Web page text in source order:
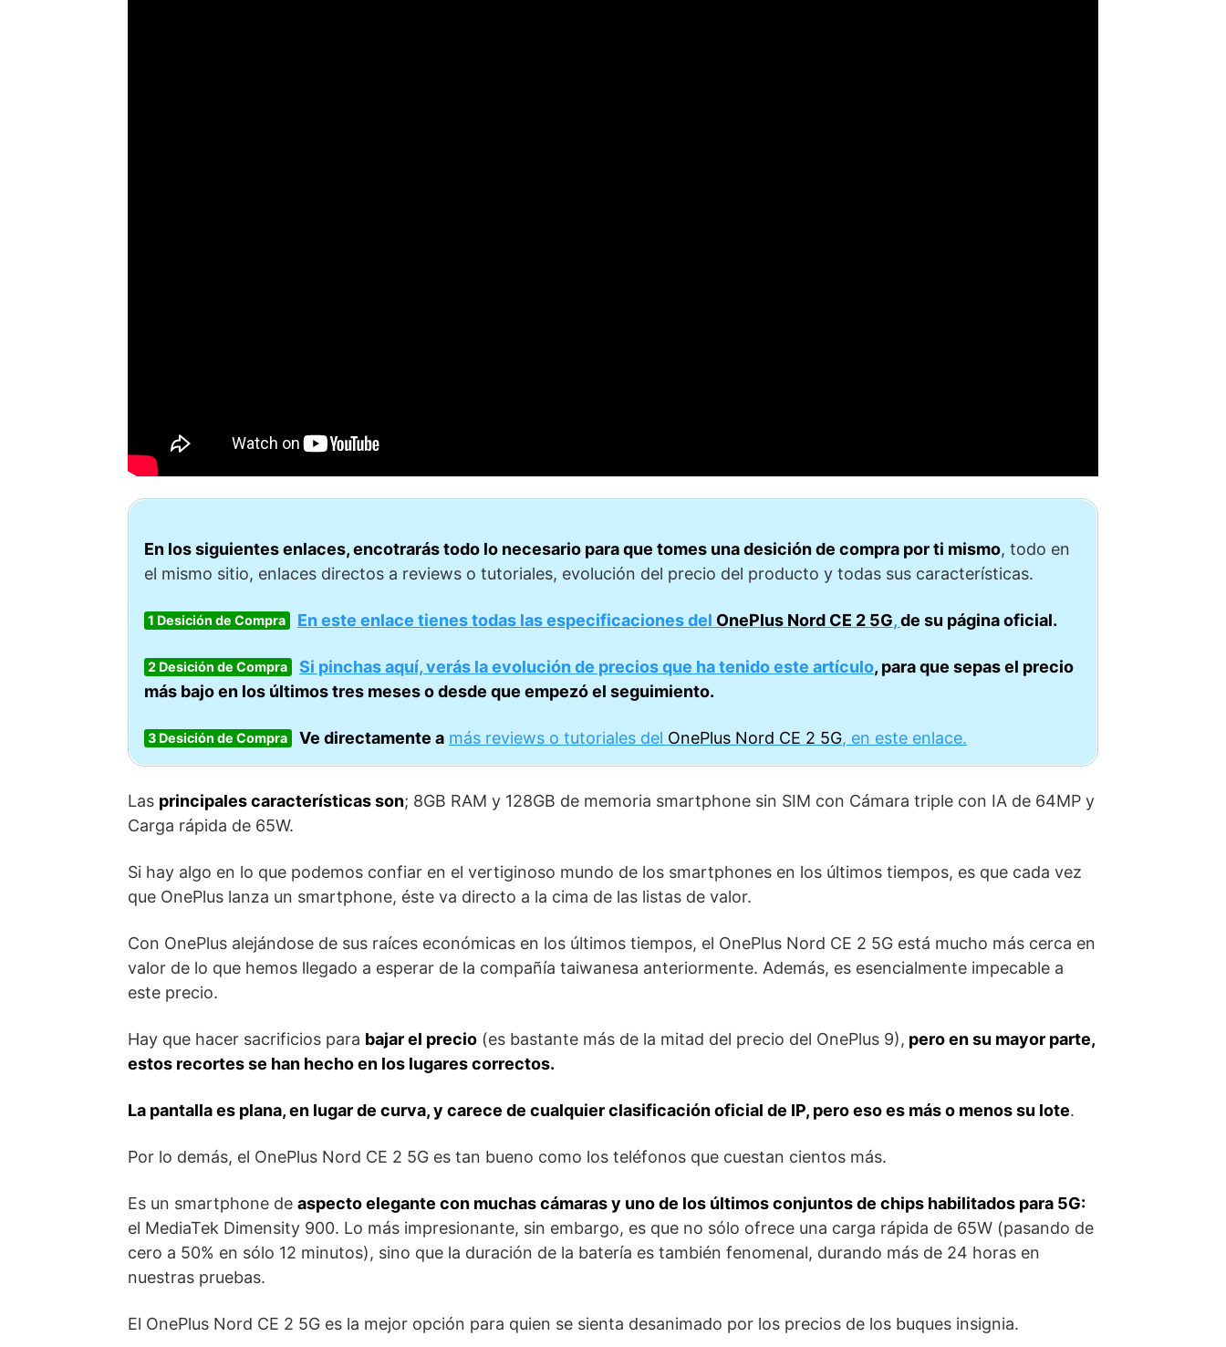
En los siguientes enlaces, encotrarás todo lo necesario para que tomes una desición de compra por ti mismo, todo en
el mismo sitio, enlaces directos a reviews o tutoriales, evolución del precio del producto y todas sus características.
1 Desición de Compra En este enlace tienes todas las especificaciones del OnePlus Nord CE 2 5G,de su página oficial.
2 Desición de Compra Si pinchas aquí, verás la evolución de precios que ha tenido este artículo, para que sepas el precio
más bajo en los últimos tres meses o desde que empezó el seguimiento.
3 Desición de Compra Ve directamente a más reviews o tutoriales del OnePlus Nord CE 2 5G, en este enlace.
Las principales características son; 8GB RAM y 128GB de memoria smartphone sin SIM con Cámara triple con IA de 64MP y
Carga rápida de 65W.
Si hay algo en lo que podemos confiar en el vertiginoso mundo de los smartphones en los últimos tiempos, es que cada vez
que OnePlus lanza un smartphone, éste va directo a la cima de las listas de valor.
Con OnePlus alejándose de sus raíces económicas en los últimos tiempos, el OnePlus Nord CE 2 5G está mucho más cerca en
valor de lo que hemos llegado a esperar de la compañía taiwanesa anteriormente. Además, es esencialmente impecable a
este precio.
Hay que hacer sacrificios para bajar el precio (es bastante más de la mitad del precio del OnePlus 9), pero en su mayor parte,
estos recortes se han hecho en los lugares correctos.
La pantalla es plana, en lugar de curva, y carece de cualquier clasificación oficial de IP, pero eso es más o menos su lote.
Por lo demás, el OnePlus Nord CE 2 5G es tan bueno como los teléfonos que cuestan cientos más.
Es un smartphone de aspecto elegante con muchas cámaras y uno de los últimos conjuntos de chips habilitados para 5G:
el MediaTek Dimensity 900. Lo más impresionante, sin embargo, es que no sólo ofrece una carga rápida de 65W (pasando de
cero a 50% en sólo 12 minutos), sino que la duración de la batería es también fenomenal, durando más de 24 horas en
nuestras pruebas.
El OnePlus Nord CE 2 5G es la mejor opción para quien se sienta desanimado por los precios de los buques insignia.